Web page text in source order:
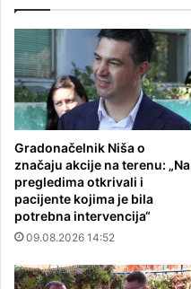
Gradonačelnik Niša o
značaju akcije na terenu: „Na
pregledima otkrivali i
pacijente kojima je bila
potrebna intervencija“
09.08.2026 14:52